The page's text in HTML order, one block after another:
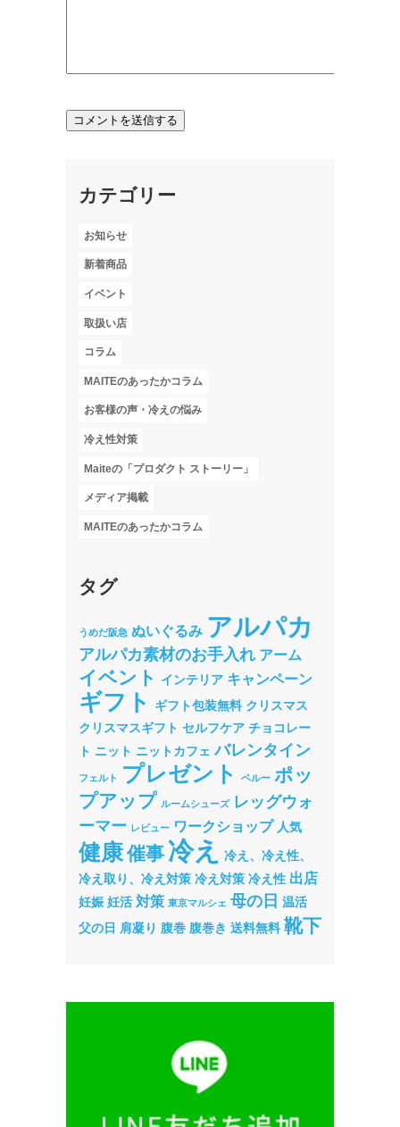
カテゴリー
お知らせ
新着商品
イベント
取扱い店
コラム
MAITEのあったかコラム
お客様の声・冷えの悩み
冷え性対策
Maiteの「プロダクト ストーリー」
メディア掲載
MAITEのあったかコラム
タグ
うめだ阪急 ぬいぐるみ アルパカ
アルパカ素材のお手入れ アーム
イベント インテリア キャンペーン
ギフト ギフト包装無料 クリスマス
クリスマスギフト セルフケア チョコレー
ト ニット ニットカフェ バレンタイン
フェルト プレゼント ペルー ポッ
プアップ ルームシューズ レッグウォ
ーマー レビュー ワークショップ 人気
健康催事 冷え
冷え、冷え性、
冷え取り、冷え対策 冷え対策 冷え性 出店
妊娠 妊活 対策 東京マルシェ 母の日 温活
父の日 肩凝り 腹巻 腹巻き 送料無料 靴下